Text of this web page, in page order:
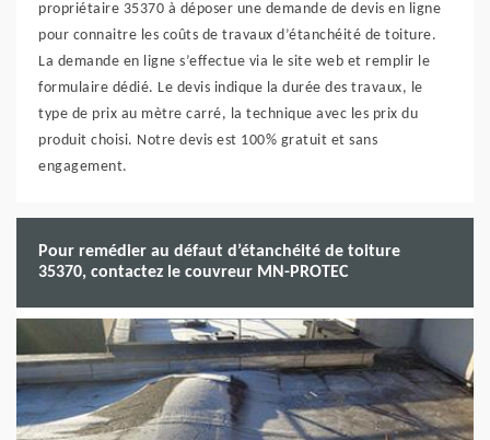
propriétaire 35370 à déposer une demande de devis en ligne
pour connaitre les coûts de travaux d’étanchéité de toiture.
La demande en ligne s’effectue via le site web et remplir le
formulaire dédié. Le devis indique la durée des travaux, le
type de prix au mètre carré, la technique avec les prix du
produit choisi. Notre devis est 100% gratuit et sans
engagement.
Pour remédier au défaut d’étanchéité de toiture
35370, contactez le couvreur MN-PROTEC